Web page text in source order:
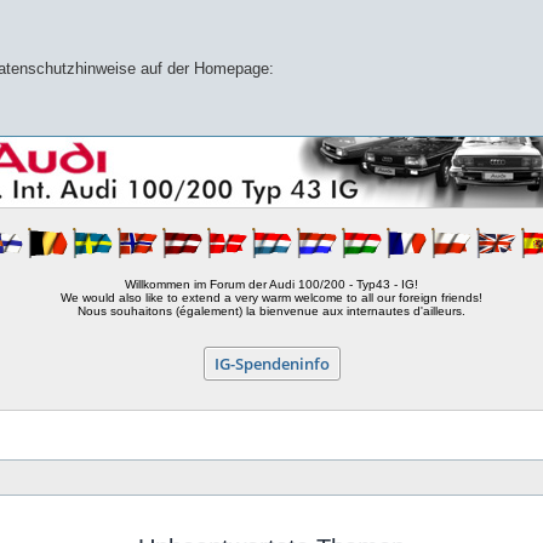
auf der Homepage:
Willkommen im Forum der Audi 100/200 - Typ43 - IG!
We would also like to extend a very warm welcome to all our foreign friends!
Nous souhaitons (également) la bienvenue aux internautes d'ailleurs.
IG-Spendeninfo